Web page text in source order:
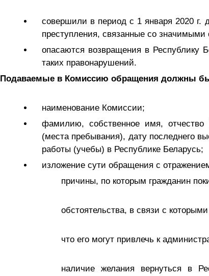
совершили в период с 1 января 2020 г.
преступления, связанные со
опасаются возвращения в Республику
таких правонарушений.
Подаваемые в Комиссию обращения должны
наименование Комиссии;
фамилию, собственное имя, отчество
(места пребывания), дату последнего
работы (учебы) в Республике Беларусь;
изложение сути обращения с
причины, по которым гражданин
обстоятельства, в связи с
что его могут привлечь к
наличие желания вернуться в